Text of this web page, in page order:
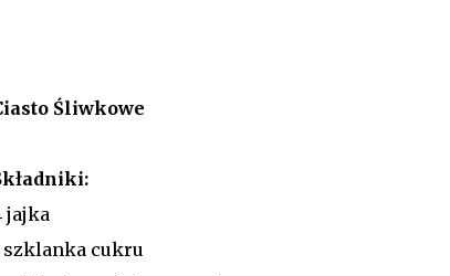
Śliwkowe
jajka
szklanka cukru